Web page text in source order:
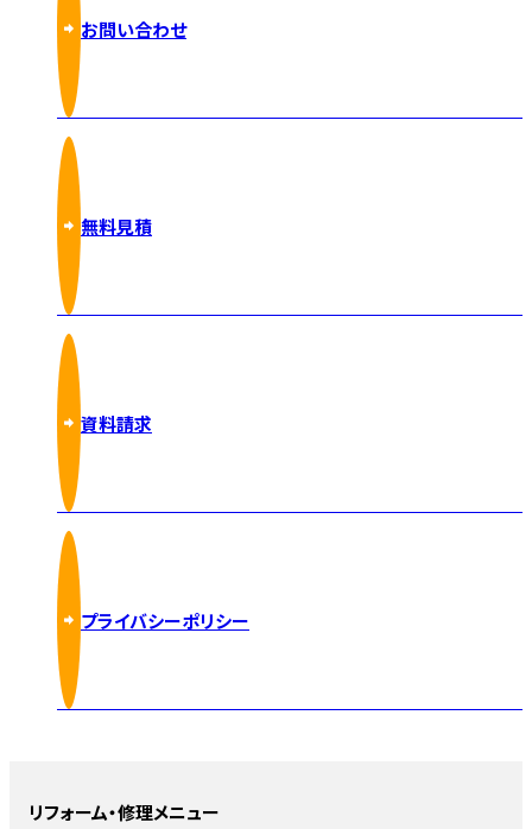
お問い合わせ
無料見積
資料請求
プライバシーポリシー
リフォーム・修理メニュー